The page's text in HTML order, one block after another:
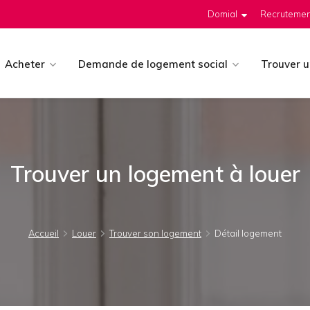
Domial
Acheter Demande de logement social Trouver
Trouver un logement à louer
Accueil Louer Trouver son logement Détail logement